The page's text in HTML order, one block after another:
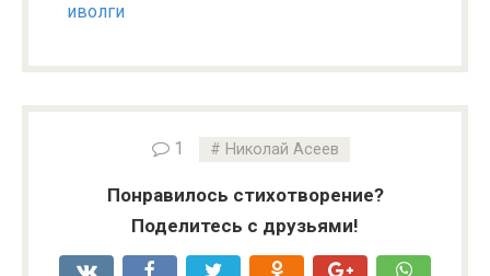
иволги
1 Николай Асеев
Понравилось стихотворение?
Поделитесь с друзьями!